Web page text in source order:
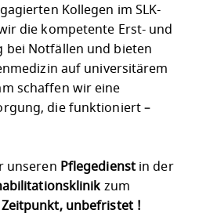
Kollegen im SLK-
die kompetente Erst- und
bei Notfällen und bieten
auf universitärem
schaffen wir eine
die funktioniert –
unseren Pflegedienstin der
zum
unbefristet !